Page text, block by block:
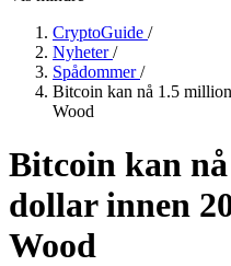
CryptoGuide /
Nyheter /
Spådommer /
Bitcoin kan nå 1.5
Wood
Bitcoin kan
dollar innen
Wood